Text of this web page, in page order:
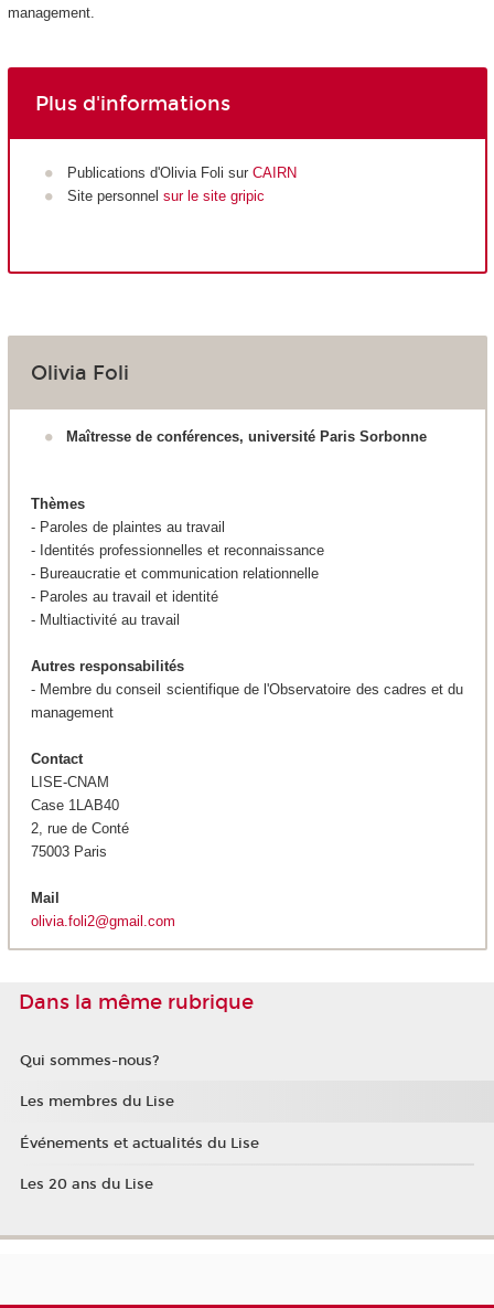
management.
Plus d'informations
Publications d'Olivia Foli sur CAIRN
Site personnel sur le site gripic
Olivia Foli
Maîtresse de conférences, université Paris Sorbonne
Thèmes
- Paroles de plaintes au travail
- Identités professionnelles et reconnaissance
- Bureaucratie et communication relationnelle
- Paroles au travail et identité
- Multiactivité au travail
Autres responsabilités
- Membre du conseil scientifique de l'Observatoire des cadres et du
management
Contact
LISE-CNAM
Case 1LAB40
2, rue de Conté
75003 Paris
Mail
olivia.foli2@gmail.com
Dans la même rubrique
Qui sommes-nous?
Les membres du Lise
Événements et actualités du Lise
Les 20 ans du Lise